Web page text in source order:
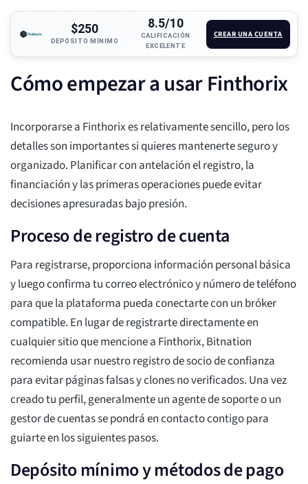
$250
DEPÓSITO MÍNIMO
8.5/10
CALIFICACIÓN
EXCELENTE
CREAR UNA CUENTA
Cómo empezar a usar Finthorix
Incorporarse a Finthorix es relativamente sencillo, pero los
detalles son importantes si quieres mantenerte seguro y
organizado. Planificar con antelación el registro, la
financiación y las primeras operaciones puede evitar
decisiones apresuradas bajo presión.
Proceso de registro de cuenta
Para registrarse, proporciona información personal básica
y luego confirma tu correo electrónico y número de teléfono
para que la plataforma pueda conectarte con un bróker
compatible. En lugar de registrarte directamente en
cualquier sitio que mencione a Finthorix, Bitnation
recomienda usar nuestro registro de socio de confianza
para evitar páginas falsas y clones no verificados. Una vez
creado tu perfil, generalmente un agente de soporte o un
gestor de cuentas se pondrá en contacto contigo para
guiarte en los siguientes pasos.
Depósito mínimo y métodos de pago